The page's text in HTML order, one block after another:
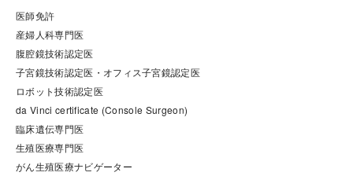
医師免許
産婦人科専門医
腹腔鏡技術認定医
子宮鏡技術認定医・オフィス子宮鏡認定医
ロボット技術認定医
da Vinci certificate (Console Surgeon)
臨床遺伝専門医
生殖医療専門医
がん生殖医療ナビゲーター